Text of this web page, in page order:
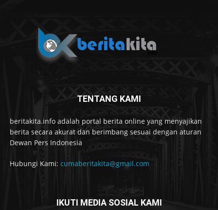
TENTANG KAMI
beritakita.info adalah portal berita online yang menyajikan
berita secara akurat dan berimbang sesuai dengan aturan
Dewan Pers Indonesia
Hubungi Kami: cumaberitakita@gmail.com
IKUTI MEDIA SOSIAL KAMI